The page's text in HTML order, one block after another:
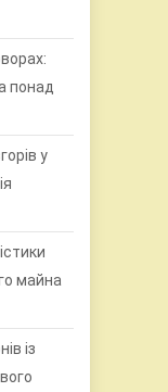
понад
у
майна
із